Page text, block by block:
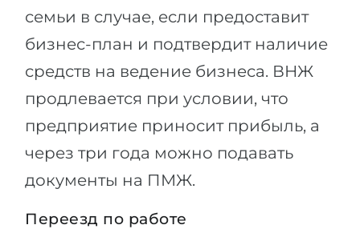
семьи в случае, если предоставит
бизнес-план и подтвердит наличие
средств на ведение бизнеса. ВНЖ
продлевается при условии, что
предприятие приносит прибыль, а
через три года можно подавать
документы на ПМЖ.
Переезд по работе